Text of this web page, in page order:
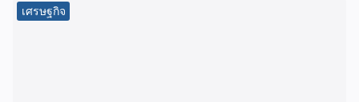
เศรษฐกิจ